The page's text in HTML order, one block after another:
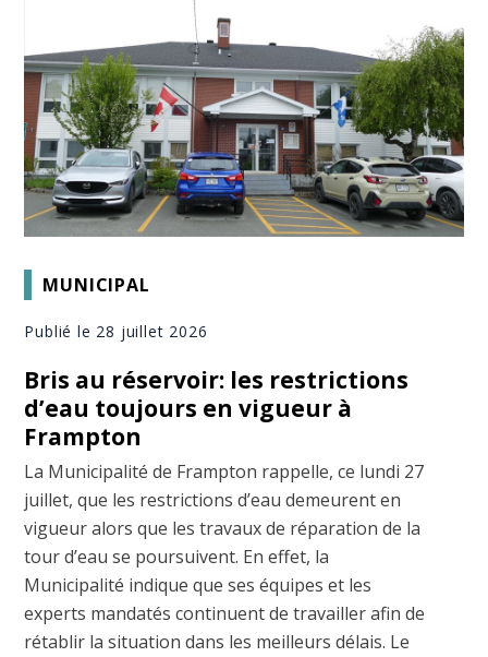
MUNICIPAL
Publié le 28 juillet 2026
Bris au réservoir: les restrictions
d’eau toujours en vigueur à
Frampton
La Municipalité de Frampton rappelle, ce lundi 27
juillet, que les restrictions d’eau demeurent en
vigueur alors que les travaux de réparation de la
tour d’eau se poursuivent. En effet, la
Municipalité indique que ses équipes et les
experts mandatés continuent de travailler afin de
rétablir la situation dans les meilleurs délais. Le